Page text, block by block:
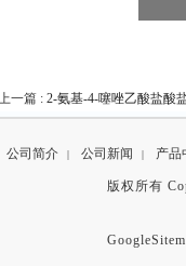
一篇 : 2-氨基-4-噻唑乙酸盐酸
公司简介 | 公司新闻 | 产品
版权所有